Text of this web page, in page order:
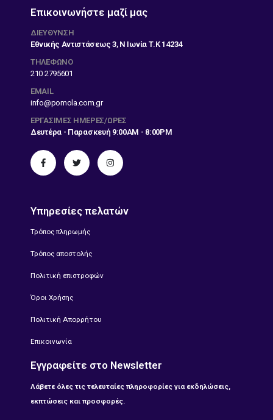
Επικοινωνήστε μαζί μας
ΔΙΕΎΘΥΝΣΗ
Εθνικής Αντιστάσεως 3, Ν Ιωνία Τ.Κ 14234
ΤΗΛΕΦΩΝΟ
210 2795601
EMAIL
info@pomola.com.gr
ΕΡΓΆΣΙΜΕΣ ΗΜΈΡΕΣ/ΏΡΕΣ
Δευτέρα - Παρασκευή 9:00AM - 8:00PM
Υπηρεσίες πελατών
Τρόπος πληρωμής
Τρόπος αποστολής
Πολιτική επιστροφών
Όροι Χρήσης
Πολιτική Απορρήτου
Επικοινωνία
Εγγραφείτε στο Newsletter
Λάβετε όλες τις τελευταίες πληροφορίες για εκδηλώσεις,
εκπτώσεις και προσφορές.